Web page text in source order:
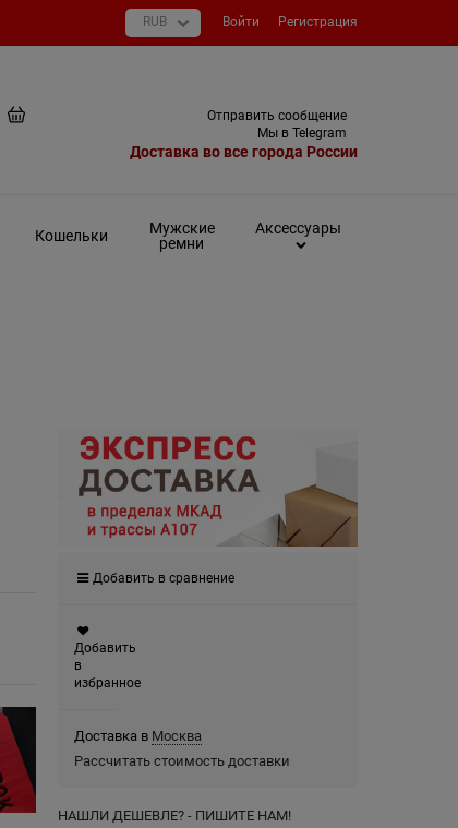
Войти Регистрация
Отправить сообщение
Мы в Telegram
Доставка во все города России
Кошельки
Мужские
ремни
Аксессуары
Добавить в сравнение
Добавить
в
избранное
Доставка в Москва
Рассчитать стоимость доставки
НАШЛИ ДЕШЕВЛЕ? - ПИШИТЕ НАМ!